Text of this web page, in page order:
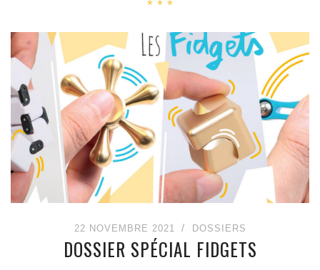
22 NOVEMBRE 2021 DOSSIERS
DOSSIER SPÉCIAL FIDGETS